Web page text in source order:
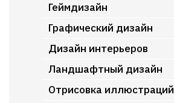
Геймдизайн
Графический дизайн
Дизайн интерьеров
Ландшафтный дизайн
Отрисовка иллюстраций